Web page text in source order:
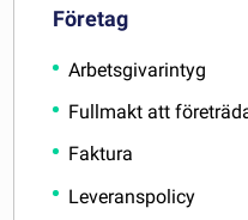
Företag
Arbetsgivarintyg
Fullmakt att
Faktura
Leveranspolicy